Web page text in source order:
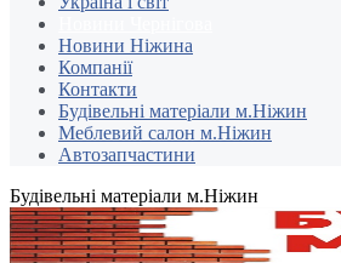
Новини Ніжина
Компанії
Контакти
Будівельні матеріали м.Ніжин
Меблевий салон м.Ніжин
Автозапчастини
Будівельні матеріали м.Ніжин